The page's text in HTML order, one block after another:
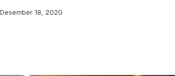
Desember 18, 2020